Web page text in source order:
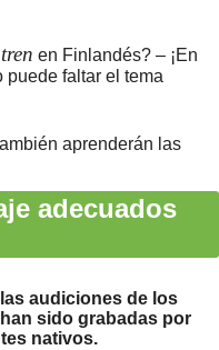
tren en Finlandés? – ¡En
puede faltar el tema
aprenderán las
adecuados
audiciones de los
sido grabadas por
nativos.